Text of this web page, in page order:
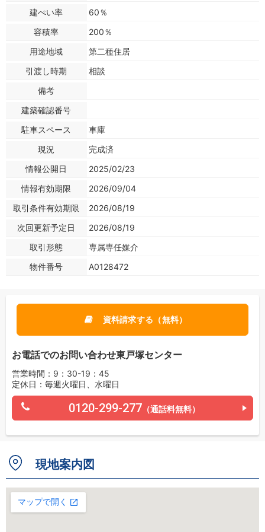
建ぺい率
60％
容積率
200％
用途地域
第二種住居
引渡し時期
相談
備考
建築確認番号
駐車スペース
車庫
現況
完成済
情報公開日
2025/02/23
情報有効期限
2026/09/04
取引条件有効期限
2026/08/19
次回更新予定日
2026/08/19
取引形態
専属専任媒介
物件番号
A0128472
資料請求する（無料）
お電話でのお問い合わせ東戸塚センター
営業時間：9：30-19：45
定休日：毎週火曜日、水曜日
0120-299-277 （通話料無料）
現地案内図